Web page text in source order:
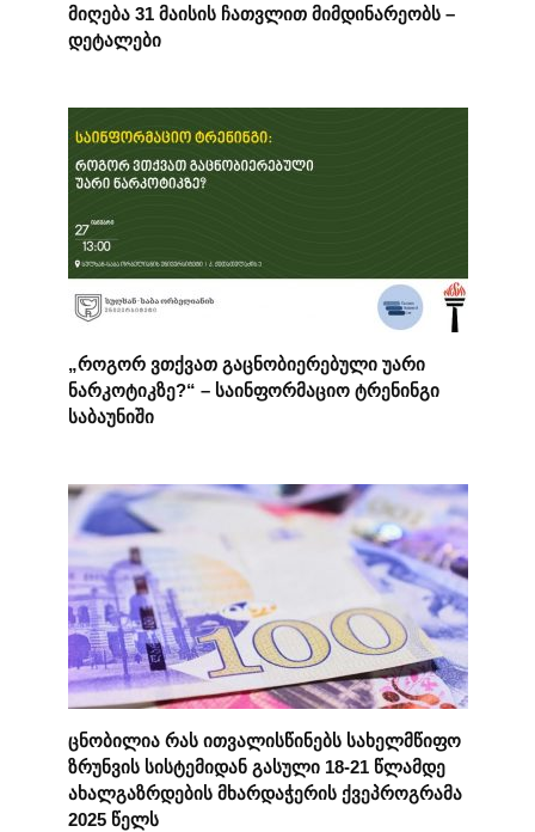
მიღება 31 მაისის ჩათვლით მიმდინარეობს –
დეტალები
„როგორ ვთქვათ გაცნობიერებული უარი
ნარკოტიკზე?“ – საინფორმაციო ტრენინგი
საბაუნიში
ცნობილია რას ითვალისწინებს სახელმწიფო
ზრუნვის სისტემიდან გასული 18-21 წლამდე
ახალგაზრდების მხარდაჭერის ქვეპროგრამა
2025 წელს